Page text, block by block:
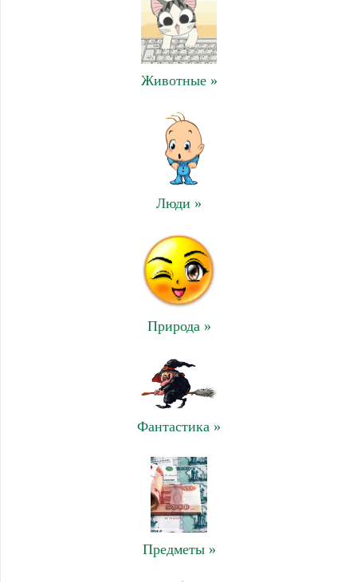
Животные »
Люди »
Природа »
Фантастика »
Предметы »